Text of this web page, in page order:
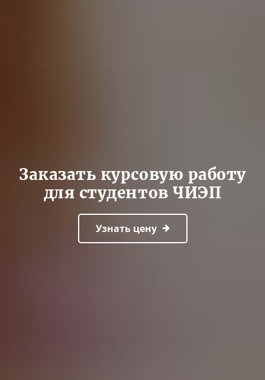
Заказать курсовую работу
для студентов ЧИЭП
Узнать цену